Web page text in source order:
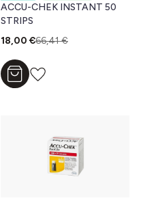
ACCU-CHEK INSTANT 50
STRIPS
18,00 €66,41 €
Aggiungi al carrello